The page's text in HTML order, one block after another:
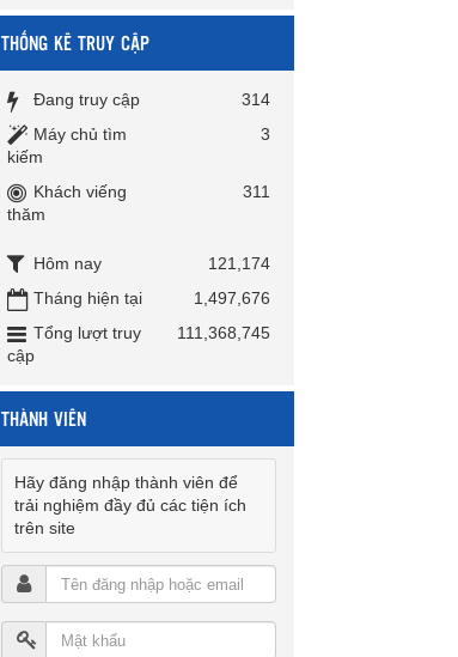
THỐNG KÊ TRUY CẬP
Đang truy cập
314
Máy chủ tìm
kiếm
3
Khách viếng
thăm
311
Hôm nay
121,174
Tháng hiện tại
1,497,676
Tổng lượt truy
cập
111,368,745
THÀNH VIÊN
Hãy đăng nhập thành viên để
trải nghiệm đầy đủ các tiện ích
trên site